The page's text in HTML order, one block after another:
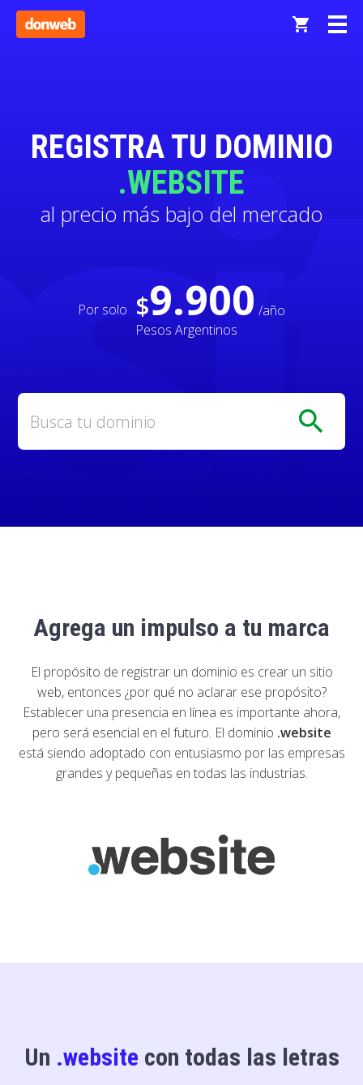
REGISTRA TU DOMINIO
.WEBSITE
al precio más bajo del mercado
Por solo $9.900 /año
Pesos Argentinos
search
Agrega un impulso a tu marca
El propósito de registrar un dominio es crear un sitio
web, entonces ¿por qué no aclarar ese propósito?
Establecer una presencia en línea es importante ahora,
pero será esencial en el futuro. El dominio .website
está siendo adoptado con entusiasmo por las empresas
grandes y pequeñas en todas las industrias.
Un .website con todas las letras